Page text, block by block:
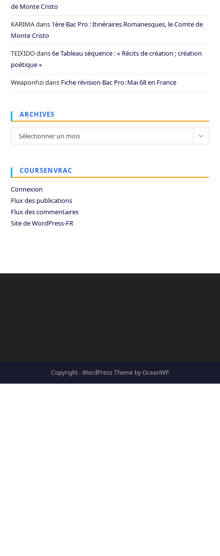
de Monte Cristo
KARIMAdans 1ère Bac Pro : Itinéraires Romanesques, le Comte de
Monte Cristo
TEIXIDOdans6e Tableau séquence : « Récits de création ; création
poétique »
Weaponhzidans Fiche révision Bac Pro: Mai 68 en France
ARCHIVES
Archives
Sélectionner un mois
COURSENVRAC
Connexion
Flux des publications
Flux des commentaires
Site de WordPress-FR
Copyright - WordPress Theme by OceanWP